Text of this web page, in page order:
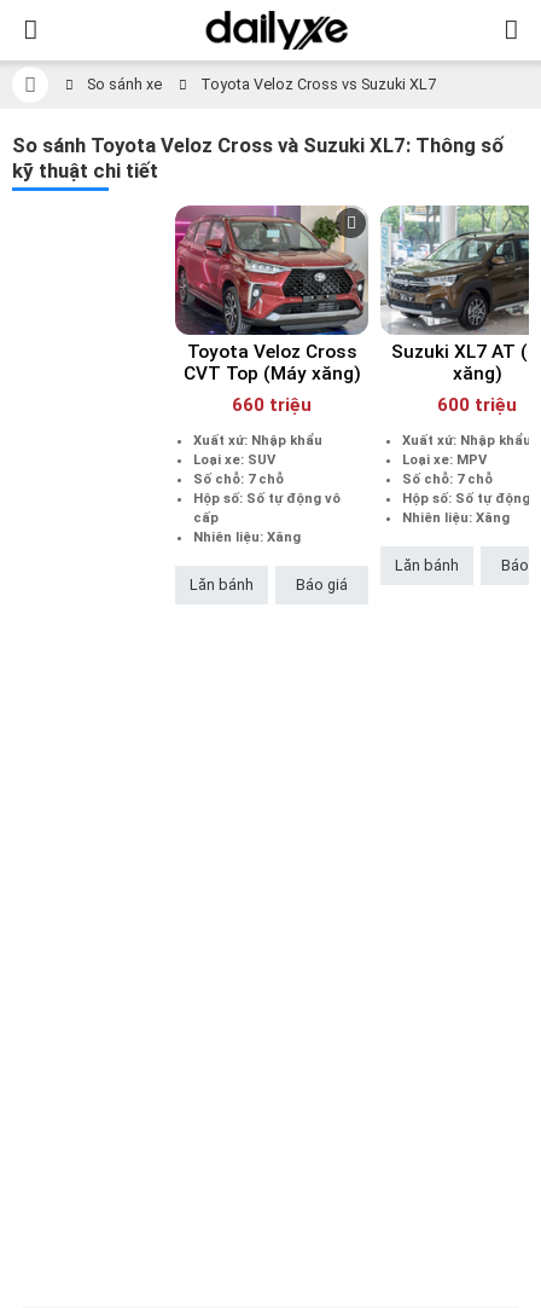
So sánh xe Toyota Veloz Cross vs Suzuki XL7
So sánh Toyota Veloz Cross và Suzuki XL7: Thông số
kỹ thuật chi tiết
Toyota Veloz Cross
CVT Top (Máy xăng)
660 triệu
Xuất xứ: Nhập khẩu
Loại xe: SUV
Số chỗ: 7 chỗ
Hộp số: Số tự động vô
cấp
Nhiên liệu: Xăng
Lăn bánh Báo giá
Suzuki XL7 AT
xăng)
600 triệu
Xuất xứ: Nhập khẩu
Loại xe: MPV
Số chỗ: 7 chỗ
Hộp số: Số tự động
Nhiên liệu: Xăng
Lăn bánh Báo